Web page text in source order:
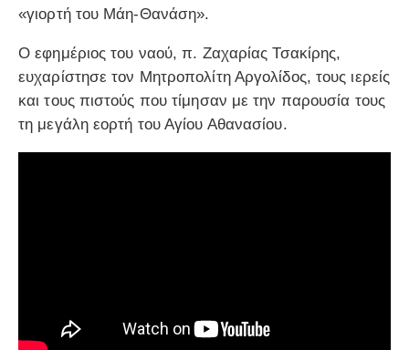
«γιορτή του Μάη-Θανάση».
Ο εφημέριος του ναού, π. Ζαχαρίας Τσακίρης,
ευχαρίστησε τον Μητροπολίτη Αργολίδος, τους ιερείς
και τους πιστούς που τίμησαν με την παρουσία τους
τη μεγάλη εορτή του Αγίου Αθανασίου.